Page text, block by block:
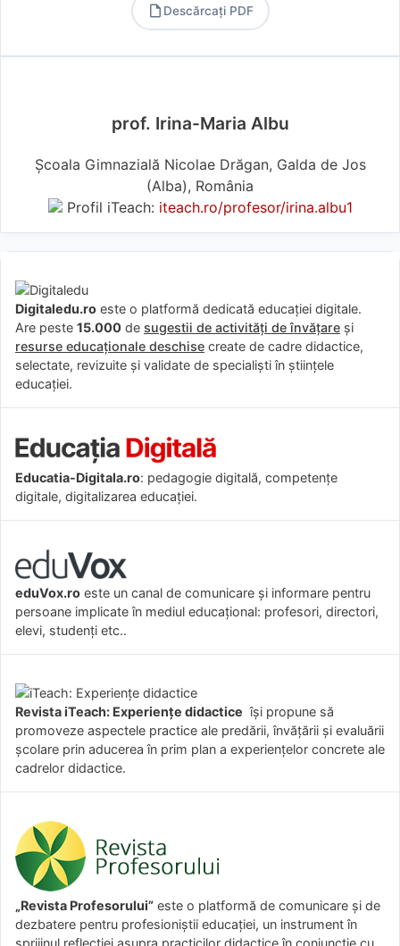
Descărcați PDF
prof. Irina-Maria Albu
Școala Gimnazială Nicolae Drăgan, Galda de Jos
(Alba), România
Profil iTeach: iteach.ro/profesor/irina.albu1
Digitaledu.ro este o platformă dedicată educației digitale.
Are peste 15.000 de sugestii de activități de învățare și
resurse educaționale deschise create de cadre didactice,
selectate, revizuite și validate de specialiști în științele
educației.
Educatia-Digitala.ro: pedagogie digitală, competențe
digitale, digitalizarea educației.
eduVox.ro este un canal de comunicare și informare pentru
persoane implicate în mediul educațional: profesori, directori,
elevi, studenți etc..
Revista iTeach: Experienţe didactice îşi propune să
promoveze aspectele practice ale predării, învăţării şi evaluării
şcolare prin aducerea în prim plan a experienţelor concrete ale
cadrelor didactice.
„Revista Profesorului” este o platformă de comunicare și de
dezbatere pentru profesioniștii educației, un instrument în